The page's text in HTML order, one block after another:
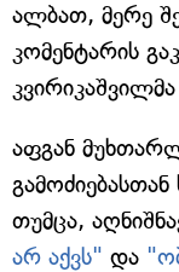
ალბათ, მერე
კომენტარის
აფგან
თუმცა,
არ აქვს" და